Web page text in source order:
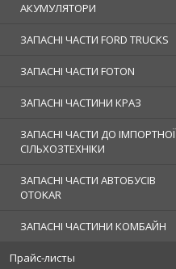
АКУМУЛЯТОРИ
ЗАПАСНІ ЧАСТИ FORD TRUCKS
ЗАПАСНІ ЧАСТИ FOTON
ЗАПАСНІ ЧАСТИНИ КРАЗ
ЗАПАСНІ ЧАСТИ ДО ІМПОРТНОЇ
СІЛЬХОЗТЕХНІКИ
ЗАПАСНІ ЧАСТИ АВТОБУСІВ
OTOKAR
ЗАПАСНІ ЧАСТИНИ КОМБАЙН
Прайс-листы